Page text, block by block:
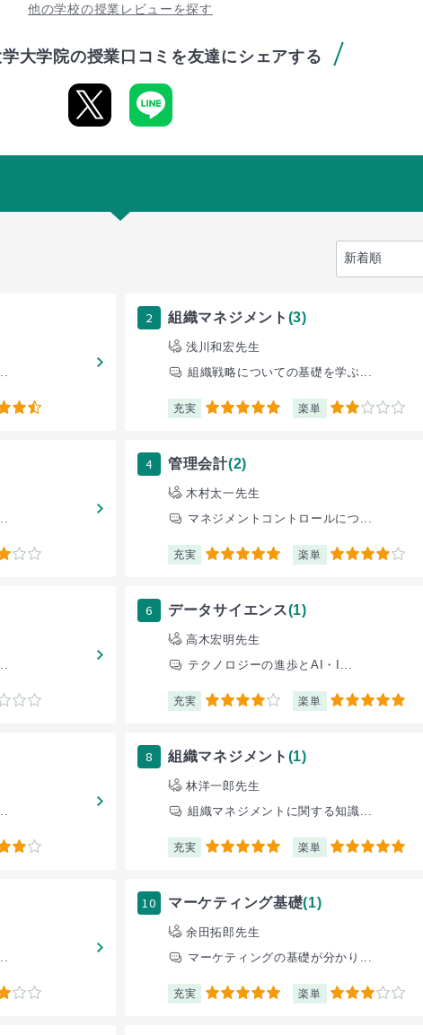
他の学校の授業レビューを探す
大学院の授業口コミを友達にシェアする
2 組織マネジメント (3)
浅川和宏先生
組織戦略についての基礎を学ぶ...
充実 5 楽単 2
4 管理会計(2)
木村太一先生
マネジメントコントロールにつ...
充実 5 楽単 4
6 データサイエンス(1)
高木宏明先生
テクノロジーの進歩とAI・I...
充実 4 楽単 5
8 組織マネジメント (1)
林洋一郎先生
組織マネジメントに関する知識...
充実 5 楽単 5
10 マーケティング基礎(1)
余田拓郎先生
マーケティングの基礎が分かり...
充実 5 楽単 3